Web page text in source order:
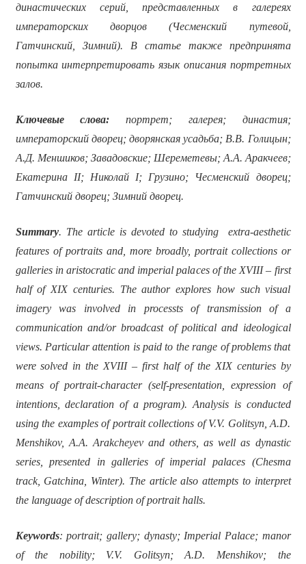
династических серий, представленных в галереях
императорских дворцов (Чесменский путевой,
Гатчинский, Зимний). В статье также предпринята
попытка интерпретировать язык описания портретных
залов.
Ключевые слова: портрет; галерея; династия;
императорский дворец; дворянская усадьба; В.В. Голицын;
А.Д. Меншиков; Завадовские; Шереметевы; А.А. Аракчеев;
Екатерина II; Николай I; Грузино; Чесменский дворец;
Гатчинский дворец; Зимний дворец.
Summary. The article is devoted to studying extra-aesthetic
features of portraits and, more broadly, portrait collections or
galleries in aristocratic and imperial palaces of the XVIII – first
half of XIX centuries. The author explores how such visual
imagery was involved in processts of transmission of a
communication and/or broadcast of political and ideological
views. Particular attention is paid to the range of problems that
were solved in the XVIII – first half of the XIX centuries by
means of portrait-character (self-presentation, expression of
intentions, declaration of a program). Analysis is conducted
using the examples of portrait collections of V.V. Golitsyn, A.D.
Menshikov, A.A. Arakcheyev and others, as well as dynastic
series, presented in galleries of imperial palaces (Chesma
track, Gatchina, Winter). The article also attempts to interpret
the language of description of portrait halls.
Keywords: portrait; gallery; dynasty; Imperial Palace; manor
of the nobility; V.V. Golitsyn; A.D. Menshikov; the